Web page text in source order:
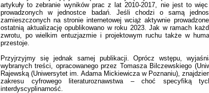
artykuły to zebranie wyników prac z lat 2010-2017, nie jest to
prowadzonych w jednostce badań. Jeśli chodzi o samą
zamieszczonych na stronie internetowej wciąż aktywnie
ostatnią aktualizację opublikowano w roku 2023. Jak w ramach
zwrotu, po wielkim entuzjazmie i projektowym ruchu także w
przestoje.
Przyjrzyjmy się jednak samej publikacji. Oprócz wstępu,
wybranych treści, opracowanego przez Tomasza Bilczewskiego
Rajewską (Uniwersytet im. Adama Mickiewicza w Poznaniu),
zakresu cyfrowego literaturoznawstwa – choć specyfiką
interdyscyplinarność.